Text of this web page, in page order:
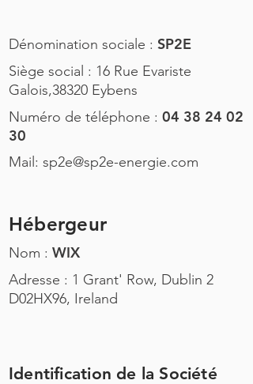
Dénomination sociale : SP2E
Siège social : 16 Rue Evariste
Galois,38320 Eybens
Numéro de téléphone : 04 38 24 02
30
Mail: sp2e@sp2e-energie.com
Hébergeur
Nom : WIX
Adresse : 1 Grant' Row, Dublin 2
D02HX96, Ireland
Identification de la Société